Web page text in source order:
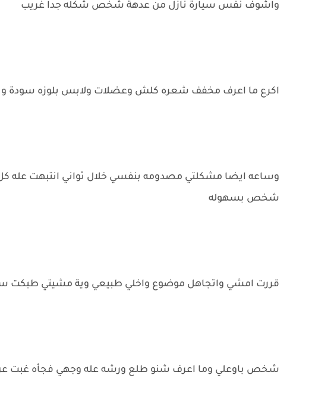
واشوف نفس سيارة نازل من عدهة شخص شكله جدا غريب
اكرع ما اعرف مخفف شعره كلش وعضلات ولابس بلوزه سودة
وساعه ايضا مشكلتي مصدومه بنفسي خلال ثواني انتبهت عله
شخص بسهوله
قررت امشي واتجاهل موضوع واخلي طبيعي وية مشيتي طبكت
شخص باوعلي وما اعرف شنو طلع ورشه عله وجهي فجأه غبت